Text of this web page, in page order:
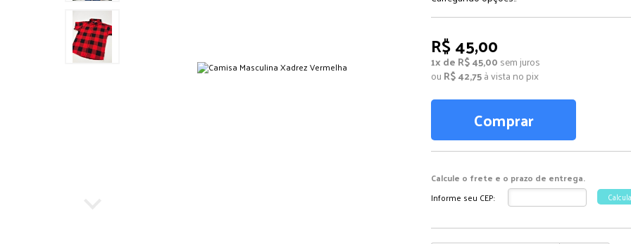
R$ 45,00
1x de R$ 45,00 sem juros
ou R$ 42,75à vista no pix
Comprar
Calcule o frete e o prazo de entrega.
Informe seu CEP: